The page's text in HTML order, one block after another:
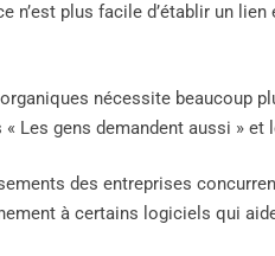
n’est plus facile d’établir un
nécessite beaucoup
« Les gens demandent aussi »
des entreprises
à certains logiciels qui